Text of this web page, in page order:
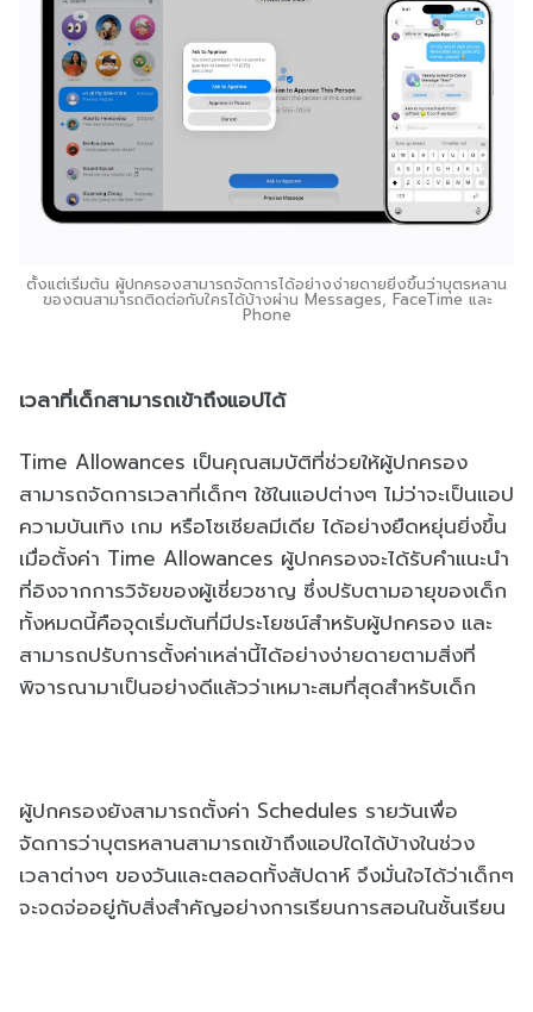
ตั้งแต่เริ่มต้น ผู้ปกครองสามารถจัดการได้อย่างง่ายดายยิ่งขึ้นว่าบุตรหลาน
ของตนสามารถติดต่อกับใครได้บ้างผ่าน Messages, FaceTime และ
Phone
เวลาที่เด็กสามารถเข้าถึงแอปได้
Time Allowances เป็นคุณสมบัติที่ช่วยให้ผู้ปกครอง
สามารถจัดการเวลาที่เด็กๆ ใช้ในแอปต่างๆ ไม่ว่าจะเป็นแอป
ความบันเทิง เกม หรือโซเชียลมีเดีย ได้อย่างยืดหยุ่นยิ่งขึ้น
เมื่อตั้งค่า Time Allowances ผู้ปกครองจะได้รับคำแนะนำ
ที่อิงจากการวิจัยของผู้เชี่ยวชาญ ซึ่งปรับตามอายุของเด็ก
ทั้งหมดนี้คือจุดเริ่มต้นที่มีประโยชน์สำหรับผู้ปกครอง และ
สามารถปรับการตั้งค่าเหล่านี้ได้อย่างง่ายดายตามสิ่งที่
พิจารณามาเป็นอย่างดีแล้วว่าเหมาะสมที่สุดสำหรับเด็ก
ผู้ปกครองยังสามารถตั้งค่า Schedules รายวันเพื่อ
จัดการว่าบุตรหลานสามารถเข้าถึงแอปใดได้บ้างในช่วง
เวลาต่างๆ ของวันและตลอดทั้งสัปดาห์ จึงมั่นใจได้ว่าเด็กๆ
จะจดจ่ออยู่กับสิ่งสำคัญอย่างการเรียนการสอนในชั้นเรียน